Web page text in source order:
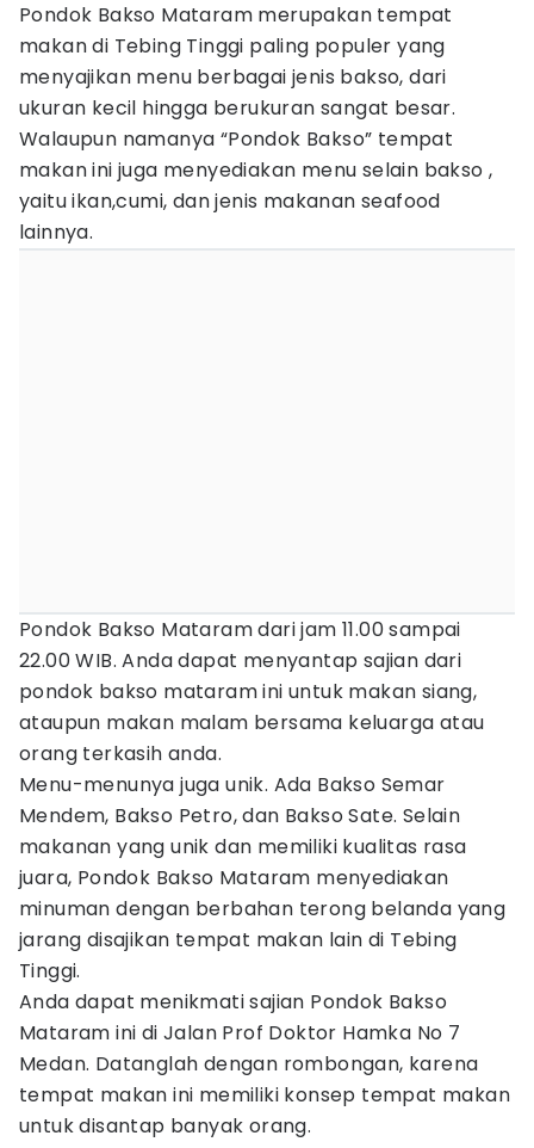
Pondok Bakso Mataram merupakan tempat
makan di Tebing Tinggi paling populer yang
menyajikan menu berbagai jenis bakso, dari
ukuran kecil hingga berukuran sangat besar.
Walaupun namanya “Pondok Bakso” tempat
makan ini juga menyediakan menu selain bakso ,
yaitu ikan,cumi, dan jenis makanan seafood
lainnya.
Pondok Bakso Mataram dari jam 11.00 sampai
22.00 WIB. Anda dapat menyantap sajian dari
pondok bakso mataram ini untuk makan siang,
ataupun makan malam bersama keluarga atau
orang terkasih anda.
Menu-menunya juga unik. Ada Bakso Semar
Mendem, Bakso Petro, dan Bakso Sate. Selain
makanan yang unik dan memiliki kualitas rasa
juara, Pondok Bakso Mataram menyediakan
minuman dengan berbahan terong belanda yang
jarang disajikan tempat makan lain di Tebing
Tinggi.
Anda dapat menikmati sajian Pondok Bakso
Mataram ini di Jalan Prof Doktor Hamka No 7
Medan. Datanglah dengan rombongan, karena
tempat makan ini memiliki konsep tempat makan
untuk disantap banyak orang.